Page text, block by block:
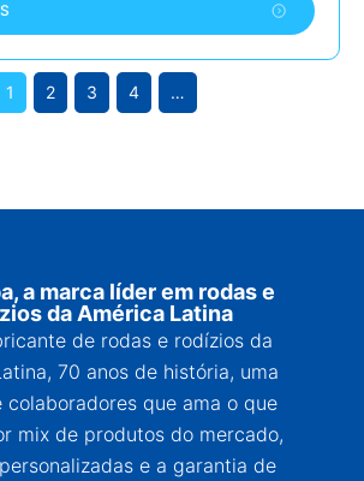
1 2 3 4 …
a marca líder em rodas e
da América Latina
de rodas e rodízios da
70 anos de história, uma
colaboradores que ama o que
mix de produtos do mercado,
e a garantia de